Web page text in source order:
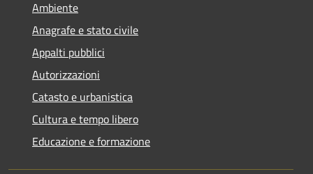
Ambiente
Anagrafe e stato civile
Appalti pubblici
Autorizzazioni
Catasto e urbanistica
Cultura e tempo libero
Educazione e formazione